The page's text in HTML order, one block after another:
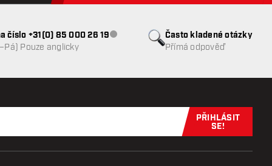
Často kladené otázky
Přímá odpověď
číslo +31(0) 85 000 26 19Zákaznický servis nedostupný
Pouze anglicky
Přihlaste se
PŘIHLÁSIT
SE!